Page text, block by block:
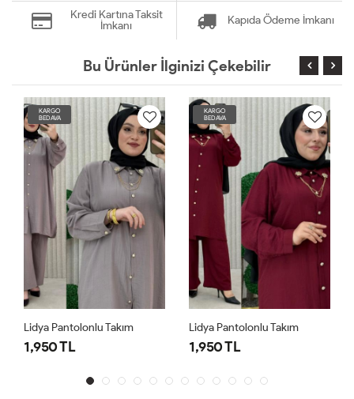
Kredi Kartına Taksit
İmkanı
Kapıda Ödeme İmkanı
Bu Ürünler İlginizi Çekebilir
KARGO
BEDAVA
Lidya Pantolonlu Takım
1,950 TL
KARGO
BEDAVA
Lidya Pantolonlu Takım
1,950 TL